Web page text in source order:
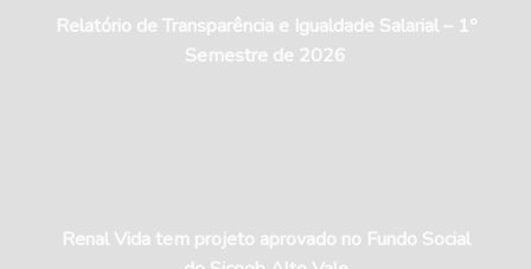
Relatório de Transparência e Igualdade Salarial – 1º
Semestre de 2026
Renal Vida tem projeto aprovado no Fundo Social